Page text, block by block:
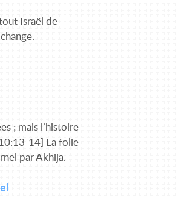
Israël de
; mais l’histoire
14] La folie
par Akhija.